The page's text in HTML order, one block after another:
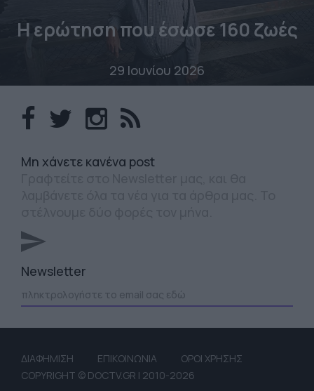
Η ερώτηση που έσωσε 160 ζωές
29 Ιουνίου 2026
Mη χάνετε κανένα post
Newsletter
ΔΙΑΦΗΜΙΣΗ ΕΠΙΚΟΙΝΩΝΙΑ
ΟΡΟΙ ΧΡΗΣΗΣ
COPYRIGHT © DOCTV.GR | 2010-2026